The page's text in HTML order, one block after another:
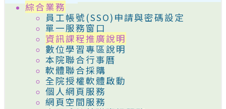
綜合業務
員工帳號(SSO)申請與密碼設定
單一服務窗口
資訊課程推廣說明
數位學習專區說明
本院聯合行事曆
軟體聯合採購
全院授權軟體啟動
個人網頁服務
網頁空間服務